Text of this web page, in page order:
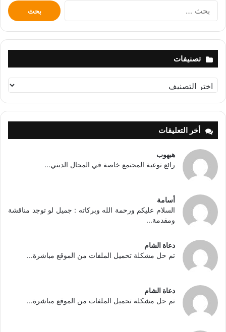
البحث
عن:
تصنيفات
تصنيفات
أخر التعليقات
هبهوب
رائع توعية المجتمع خاصة في المجال الديني...
أسامة
السلام عليكم ورحمة الله وبركاته : جميل لو توجد مناقشة
ومقدمة...
دعاة الشام
تم حل مشكلة تحميل الملفات من الموقع مباشرة...
دعاة الشام
تم حل مشكلة تحميل الملفات من الموقع مباشرة...